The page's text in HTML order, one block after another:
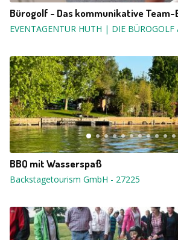
Bürogolf - Das kommunikative Team-
EVENTAGENTUR HUTH | DIE BÜROGOLF
BBQ mit Wasserspaß
Backstagetourism GmbH - 27225